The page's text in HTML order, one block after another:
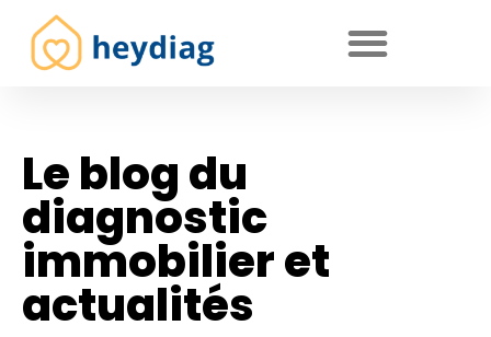
Le blog du
diagnostic
immobilier et
actualités